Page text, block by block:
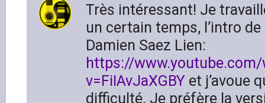
Très intéressant! Je
un certain temps, l’intro
Damien Saez Lien:
https://
v=FiIAvJaXGBY et j’avoue
difficulté. Je préfère la